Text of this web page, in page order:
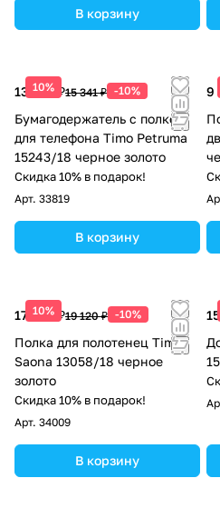
В корзину
10%
13 807 ₽15 341 ₽ -10%
Бумагодержатель с полкой
для телефона Timo Petruma
15243/18 черное золото
Скидка 10% в подарок!
Арт. 33819
В корзину
9
10%
17 208 ₽19 120 ₽ -10%
Полка для полотенец Timo
Saona 13058/18 черное
золото
Скидка 10% в подарок!
Арт. 34009
В корзину